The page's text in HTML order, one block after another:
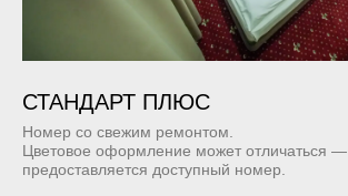
СТАНДАРТ ПЛЮС
Номер со свежим ремонтом.
Цветовое оформление может отличаться —
предоставляется доступный номер.